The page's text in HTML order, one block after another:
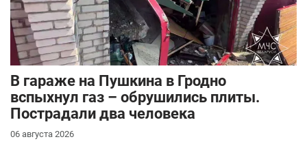
В гараже на Пушкина в Гродно
вспыхнул газ – обрушились плиты.
Пострадали два человека
06 августа 2026